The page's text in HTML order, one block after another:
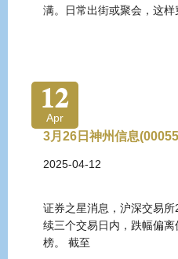
满。日常出街或聚会，这
12
Apr
3月26日神州信息
2025-04-12
证券之星消息，沪深交易
续三个交易日内，跌幅偏
榜。 截至